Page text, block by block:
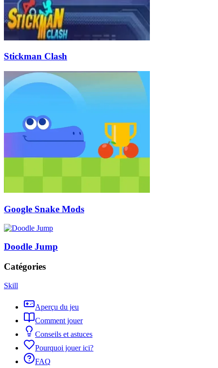
Stickman Clash
Google Snake Mods
Doodle Jump
Catégories
Skill
Aperçu du jeu
Comment jouer
Conseils et astuces
Pourquoi jouer ici?
FAQ